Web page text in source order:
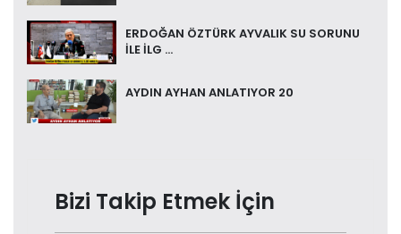
ERDOĞAN ÖZTÜRK AYVALIK SU SORUNU
İLE İLG ...
AYDIN AYHAN ANLATIYOR 20
Bizi Takip Etmek İçin